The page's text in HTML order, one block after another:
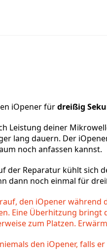
iOpener fürdreißig
Leistung deiner
lang dauern. Der
noch anfassen kannst.
der Reparatur kühlt sich
dann noch einmal für
den iOpener während
Eine Überhitzung bringt
zum Platzen.
den iOpener, falls